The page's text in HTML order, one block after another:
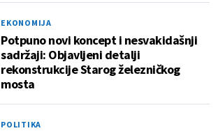
EKONOMIJA
Potpuno novi koncept i nesvakidašnji
sadržaji: Objavljeni detalji
rekonstrukcije Starog železničkog
mosta
POLITIKA